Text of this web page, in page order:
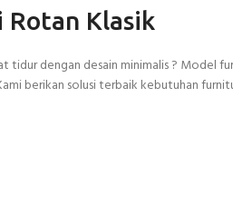
Klasik
tidur dengan desain minimalis ?
berikan solusi terbaik kebutuhan